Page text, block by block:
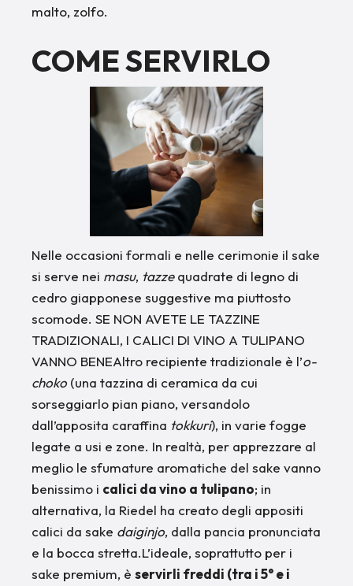
malto, zolfo.
COME SERVIRLO
Nelle occasioni formali e nelle cerimonie il sake
si serve nei masu, tazzequadrate di legno di
cedro giapponese suggestive ma piuttosto
scomode. SE NON AVETE LE TAZZINE
TRADIZIONALI, I CALICI DI VINO A TULIPANO
VANNO BENEAltro recipiente tradizionale è l’o-
choko(una tazzina di ceramica da cui
sorseggiarlo pian piano, versandolo
dall’apposita caraffina tokkuri), in varie fogge
legate a usi e zone. In realtà, per apprezzare al
meglio le sfumature aromatiche del sake vanno
benissimo i calici da vino a tulipano; in
alternativa, la Riedel ha creato degli appositi
calici da sake daiginjo, dalla pancia pronunciata
e la bocca stretta.L’ideale, soprattutto per i
sake premium, è servirli freddi (tra i 5° e i